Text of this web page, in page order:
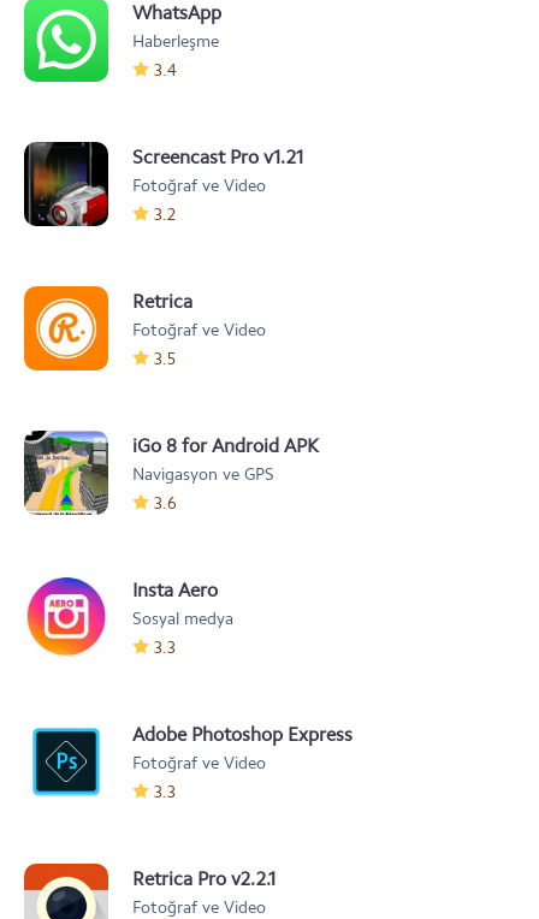
WhatsApp
Haberleşme
3.4
Screencast Pro v1.21
Fotoğraf ve Video
3.2
Retrica
Fotoğraf ve Video
3.5
iGo 8 for Android APK
Navigasyon ve GPS
3.6
Insta Aero
Sosyal medya
3.3
Adobe Photoshop Express
Fotoğraf ve Video
3.3
Retrica Pro v2.2.1
Fotoğraf ve Video